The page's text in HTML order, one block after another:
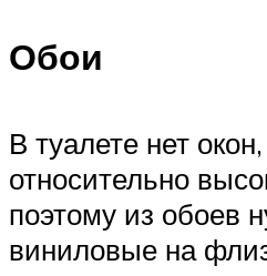
Обои
В туалете нет
относительно
поэтому из обоев
виниловые на